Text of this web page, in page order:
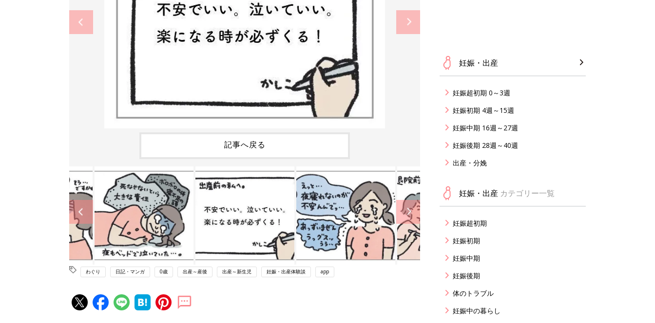
記事へ戻る
わぐり 日記・マンガ 0歳 出産～産後 出産～新生児 妊娠・出産体験談 app
妊娠・出産
妊娠超初期 0～3週
妊娠初期 4週～15週
妊娠中期 16週～27週
妊娠後期 28週～40週
出産・分娩
妊娠・出産 カテゴリー一覧
妊娠超初期
妊娠初期
妊娠中期
妊娠後期
体のトラブル
妊娠中の暮らし